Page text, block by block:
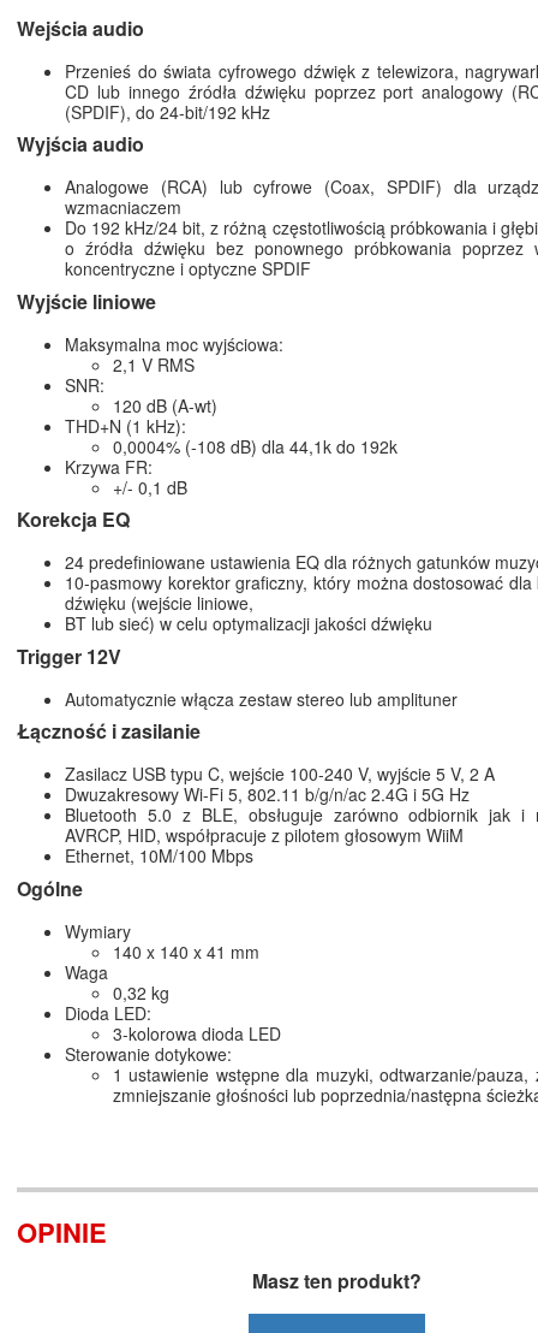
Wejścia audio
Przenieś do świata cyfrowego dźwięk z telewizora,
CD lub innego źródła dźwięku poprzez port analogowy
(SPDIF), do 24-bit/192 kHz
Wyjścia audio
Analogowe (RCA) lub cyfrowe (Coax, SPDIF) dla
wzmacniaczem
Do 192 kHz/24 bit, z różną częstotliwością próbkowania i
o źródła dźwięku bez ponownego próbkowania poprzez
koncentryczne i optyczne SPDIF
Wyjście liniowe
Maksymalna moc wyjściowa:
2,1 V RMS
SNR:
120 dB (A-wt)
THD+N (1 kHz):
0,0004% (-108 dB) dla 44,1k do 192k
Krzywa FR:
+/- 0,1 dB
Korekcja EQ
24 predefiniowane ustawienia EQ dla różnych gatunków
10-pasmowy korektor graficzny, który można dostosować dla
dźwięku (wejście liniowe,
BT lub sieć) w celu optymalizacji jakości dźwięku
Trigger 12V
Automatycznie włącza zestaw stereo lub amplituner
Łączność i zasilanie
Zasilacz USB typu C, wejście 100-240 V, wyjście 5 V, 2 A
Dwuzakresowy Wi-Fi 5, 802.11 b/g/n/ac 2.4G i 5G Hz
Bluetooth 5.0 z BLE, obsługuje zarówno odbiornik jak i
AVRCP, HID, współpracuje z pilotem głosowym WiiM
Ethernet, 10M/100 Mbps
Ogólne
Wymiary
140 x 140 x 41 mm
Waga
0,32 kg
Dioda LED:
3-kolorowa dioda LED
Sterowanie dotykowe:
1 ustawienie wstępne dla muzyki, odtwarzanie/pauza,
zmniejszanie głośności lub poprzednia/następna
OPINIE
Masz ten produkt?